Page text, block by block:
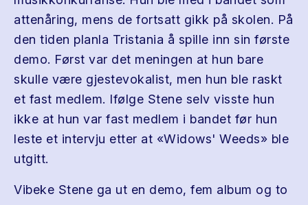
attenåring, mens de fortsatt gikk på skolen. På
den tiden planla Tristania å spille inn sin første
demo. Først var det meningen at hun bare
skulle være gjestevokalist, men hun ble raskt
et fast medlem. Ifølge Stene selv visste hun
ikke at hun var fast medlem i bandet før hun
leste et intervju etter at «Widows' Weeds» ble
utgitt.
Vibeke Stene ga ut en demo, fem album og to